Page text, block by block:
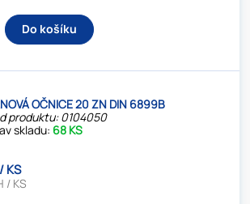
Do košíku
OČNICE 20 ZN DIN 6899B
produktu: 0104050
skladu: 68 KS
KS
/ KS